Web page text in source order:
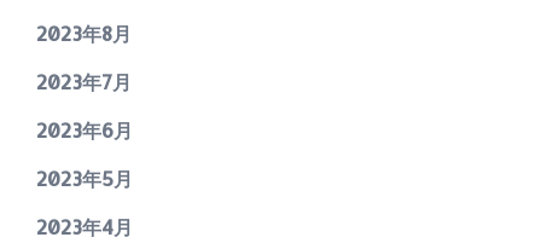
2023年8月
2023年7月
2023年6月
2023年5月
2023年4月